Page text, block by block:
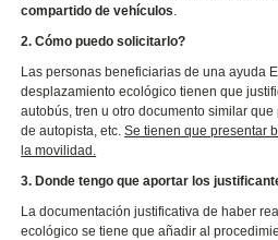
compartido de vehículos.
2. Cómo puedo solicitarlo?
Las personas beneficiarias de una ayuda
desplazamiento ecológico tienen que
autobús, tren u otro documento similar
de autopista, etc.Se tienen que presentar
la movilidad.
3. Donde tengo que aportar los
La documentación justificativa de haber
ecológico se tiene que añadir al